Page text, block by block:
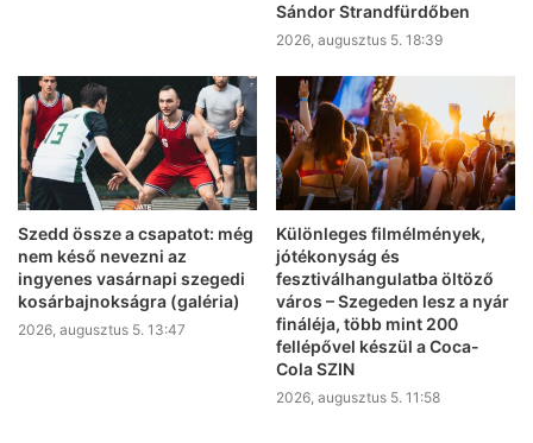
Sándor Strandfürdőben
2026, augusztus 5. 18:39
Szedd össze a csapatot: még
nem késő nevezni az
ingyenes vasárnapi szegedi
kosárbajnokságra (galéria)
2026, augusztus 5. 13:47
Különleges filmélmények,
jótékonyság és
fesztiválhangulatba öltöző
város – Szegeden lesz a nyár
fináléja, több mint 200
fellépővel készül a Coca-
Cola SZIN
2026, augusztus 5. 11:58